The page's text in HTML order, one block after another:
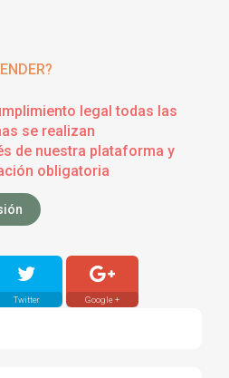
legal todas las
se realizan
de nuestra plataforma y
obligatoria
Twitter Google +